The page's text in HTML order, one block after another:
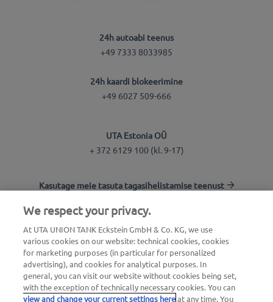
24h autoabi teenus
+49 7333 8033985
24h kaardi blokeerimine
+49 6027 509-666
UTA Estonia OÜ
+ 372 6129 100 (kl. 9-17)
Kasutage meie tasuta tagasihelistamise teenust
Tankla otsing
Logi kliendikeskkonda
Info UTA Edenredi kohta
We respect your privacy.
At UTA UNION TANK Eckstein GmbH & Co. KG, we use
various cookies on our website: technical cookies, cookies
for marketing purposes (in particular for personalized
advertising), and cookies for analytical purposes. In
general, you can visit our website without cookies being set,
with the exception of technically necessary cookies. You can
view and change your current settings hereat any time. You